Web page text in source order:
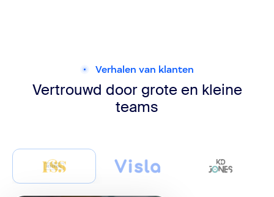
Verhalen van klanten
Vertrouwd door grote en kleine
teams